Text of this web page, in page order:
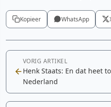
Kopieer WhatsApp
VORIG ARTIKEL
Henk Staats: En dat heet
Nederland